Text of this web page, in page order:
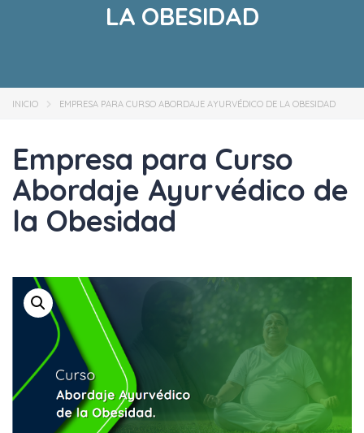
LA OBESIDAD
INICIO EMPRESA PARA CURSO ABORDAJE AYURVÉDICO DE LA OBESIDAD
Empresa para Curso
Abordaje Ayurvédico de
la Obesidad